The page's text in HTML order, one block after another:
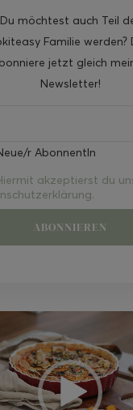
Du möchtest auch Teil
Familie werden?
jetzt gleich
Newsletter!
r AbonnentIn
akzeptierst du